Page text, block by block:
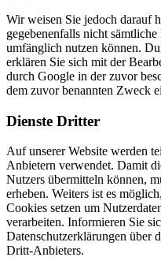
Wir weisen Sie jedoch darauf
gegebenenfalls nicht
umfänglich nutzen können.
erklären Sie sich mit der
durch Google in der zuvor
dem zuvor benannten Zweck
Dienste Dritter
Auf unserer Website werden
Anbietern verwendet. Damit
Nutzers übermitteln können,
erheben. Weiters ist es
Cookies setzen um
verarbeiten. Informieren Sie
Datenschutzerklärungen über
Dritt-Anbieters.